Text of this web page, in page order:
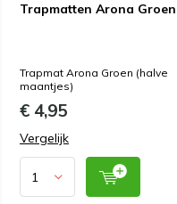
Trapmatten Arona Groen
Trapmat Arona Groen (halve
maantjes)
€ 4,95
Vergelijk